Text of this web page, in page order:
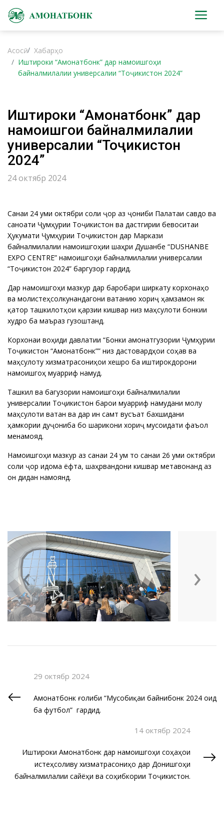
Асосӣ
Хабарҳо
Иштироки “Амонатбонк” дар намоишгоҳи
байналмилалии универсалии “Тоҷикистон 2024”
Иштироки “Амонатбонк” дар
намоишгоҳи байналмилалии
универсалии “Тоҷикистон
2024”
24 октябр 2024
Санаи 24 уми октябри соли ҷорӣ аз ҷониби Палатаи савдо ва
саноати Ҷумҳурии Тоҷикистон ва дастгирии бевоситаи
Ҳукумати Ҷумҳурии Тоҷикистон дар Маркази
байналмилалии намоишгоҳии шаҳри Душанбе “DUSHANBE
EXPO CENTRE” намоишгоҳи байналмилалии универсалии
“Тоҷикистон 2024” баргузор гардид.
Дар намоишгоҳи мазкур дар баробари ширкату корхонаҳо
ва молистеҳсолкунандагони ватанию хориҷӣ ҳамзамон як
қатор ташкилотҳои қарзии кишвар низ маҳсулоти бонкии
худро ба маъраз гузоштанд.
Корхонаи воҳиди давлатии “Бонки амонатгузории Ҷумҳурии
Тоҷикистон “Амонатбонк”” низ дастовардҳои соҳавӣ ва
маҳсулоту хизматрасониҳои хешро ба иштирокдорони
намоишгоҳ муаррифӣ намуд.
Ташкил ва багузории намоишгоҳи байналмилалии
универсалии Тоҷикистон барои муаррифӣ намудани молу
маҳсулоти ватанӣ ва дар ин самт вусъат бахшидани
ҳамкории дуҷониба бо шарикони хориҷӣ мусоидати фаъол
менамояд.
Намоишгоҳи мазкур аз санаи 24 ум то санаи 26 уми октябри
соли ҷорӣ идома ёфта, шаҳрвандони кишвар метавонанд аз
он дидан намоянд.
‹ ›
29 октябр 2024
Амонатбонк ғолиби “Мусобиқаи байнибонкӣ 2024 оид
ба футбол” гардид.
14 октябр 2024
Иштироки Амонатбонк дар намоишгоҳи соҳаҳои
истеҳсоливу хизматрасониҳо дар Донишгоҳи
байналмилалии сайёҳи ва соҳибкории Тоҷикистон.